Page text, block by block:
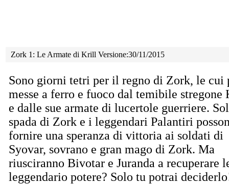
Zork 1: Le Armate di Krill Versione:30/11/2015
Sono giorni tetri per il regno di Zork, le cui
messe a ferro e fuoco dal temibile
e dalle sue armate di lucertole guerriere.
spada di Zork e i leggendari Palantiri
fornire una speranza di vittoria ai soldati di
Syovar, sovrano e gran mago di Zork. Ma
riusciranno Bivotar e Juranda a recuperare
leggendario potere? Solo tu potrai